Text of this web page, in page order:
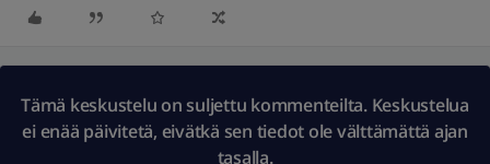
Tämä keskustelu on suljettu kommenteilta. Keskustelua
ei enää päivitetä, eivätkä sen tiedot ole välttämättä ajan
tasalla.